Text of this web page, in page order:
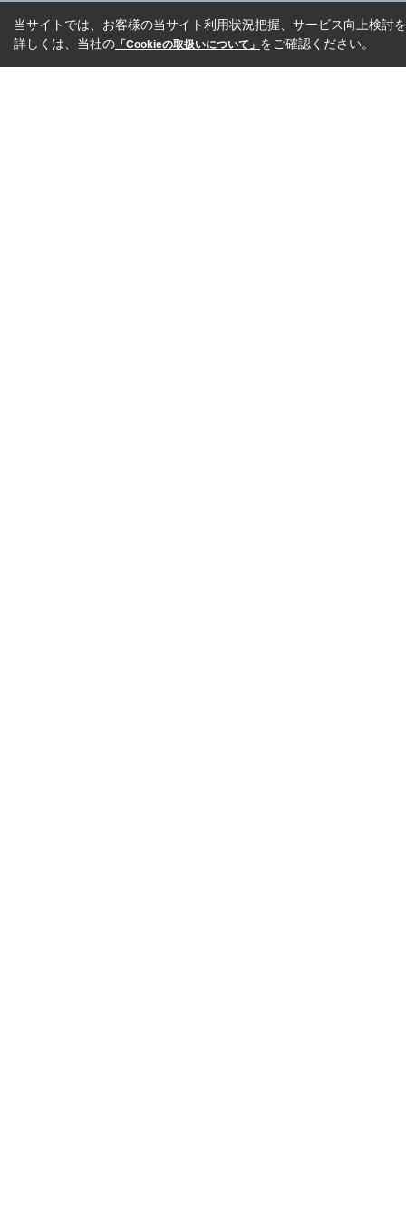
当サイトでは、お客様の当サイト利用状況把握、サービス向上検討
詳しくは、当社の 「Cookieの取扱いについて」 をご確認ください。